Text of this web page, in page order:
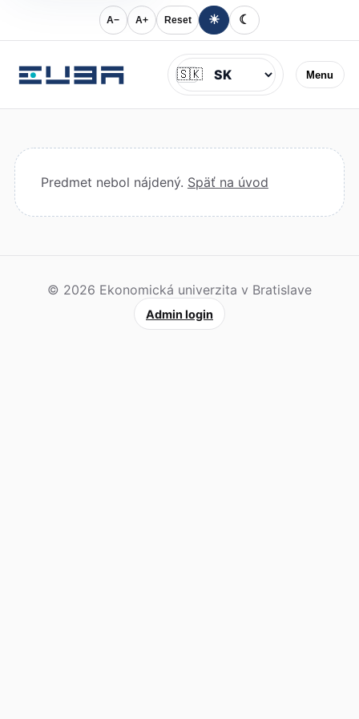
A− A+ Reset ☀ ☾
Menu
Jazyk
🇸🇰
Predmet nebol nájdený. Späť na úvod
© 2026 Ekonomická univerzita v Bratislave
Admin login